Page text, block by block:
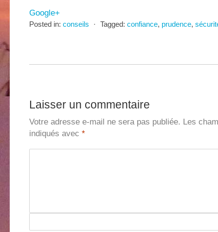
Google+
Posted in: conseils ⋅ Tagged: confiance, prudence,
Laisser un commentaire
Votre adresse e-mail ne sera pas publiée. Les
indiqués avec *